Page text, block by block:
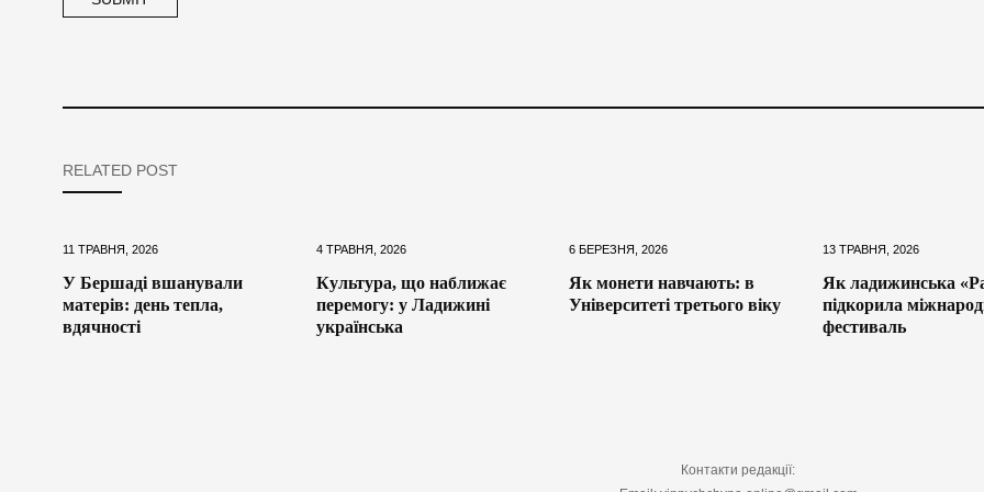
RELATED POST
11 ТРАВНЯ, 2026
У Бершаді вшанували
матерів: день тепла,
вдячності
4 ТРАВНЯ, 2026
Культура, що наближає
перемогу: у Ладижині
українська
6 БЕРЕЗНЯ, 2026
Як монети навчають: в
Університеті третього віку
13 ТРАВНЯ, 2026
Як ладижинська
підкорила
фестиваль
Контакти редакції: